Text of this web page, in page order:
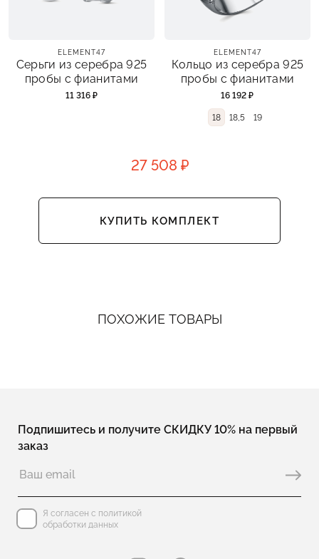
ELEMENT47
Серьги из серебра 925
пробы с фианитами
11 316 ₽
ELEMENT47
Кольцо из серебра 925
пробы с фианитами
16 192 ₽
18 18,5 19
27 508 ₽
КУПИТЬ КОМПЛЕКТ
ПОХОЖИЕ ТОВАРЫ
Подпишитесь и получите СКИДКУ 10% на первый
заказ
Я согласен с политикой
обработки данных